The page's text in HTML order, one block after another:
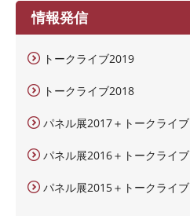
情報発信
トークライブ2019
トークライブ2018
パネル展2017＋トークライブ
パネル展2016＋トークライブ
パネル展2015＋トークライブ